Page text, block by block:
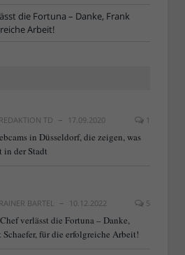
die Fortuna – Danke, Frank
Arbeit!
REDAKTION TD 17.09.2020 1
in Düsseldorf, die zeigen, was
in der Stadt
RAINER BARTEL 10.12.2022 5
verlässt die Fortuna – Danke,
Schaefer, für die erfolgreiche Arbeit!